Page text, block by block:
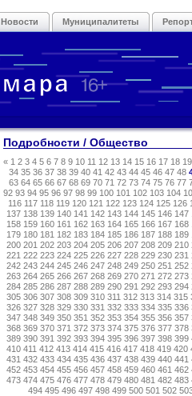
Новости Муниципалитеты
Подробности / Общество
« 1 2 3 4 5 6 7 8 9 10 11 12 13 14 15 16 17 18 19
34 35 36 37 38 39 40 41 42 43 44 45 46 47 48
63 64 65 66 67 68 69 70 71 72 73 74 75 76 77
92 93 94 95 96 97 98 99 100 101 102 103 104
116 117 118 119 120 121 122 123 124 125 126
137 138 139 140 141 142 143 144 145 146 147
158 159 160 161 162 163 164 165 166 167 168
179 180 181 182 183 184 185 186 187 188 189
200 201 202 203 204 205 206 207 208 209 210
221 222 223 224 225 226 227 228 229 230 231
242 243 244 245 246 247 248 249 250 251 252
263 264 265 266 267 268 269 270 271 272 273
284 285 286 287 288 289 290 291 292 293 294
305 306 307 308 309 310 311 312 313 314 315
326 327 328 329 330 331 332 333 334 335 336
347 348 349 350 351 352 353 354 355 356 357
368 369 370 371 372 373 374 375 376 377 378
389 390 391 392 393 394 395 396 397 398 399
410 411 412 413 414 415 416 417 418 419 420
431 432 433 434 435 436 437 438 439 440 441
452 453 454 455 456 457 458 459 460 461 462
473 474 475 476 477 478 479 480 481 482 483
494 495 496 497 498 499 500 501 502